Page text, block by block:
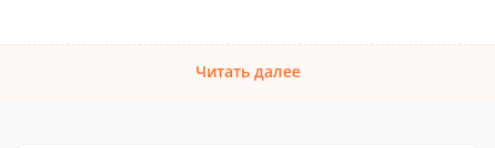
Читать далее